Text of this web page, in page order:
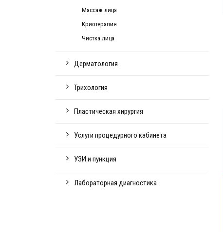
Массаж лица
Криотерапия
Чистка лица
Дерматология
Трихология
Пластическая хирургия
Услуги процедурного кабинета
УЗИ и пункция
Лабораторная диагностика